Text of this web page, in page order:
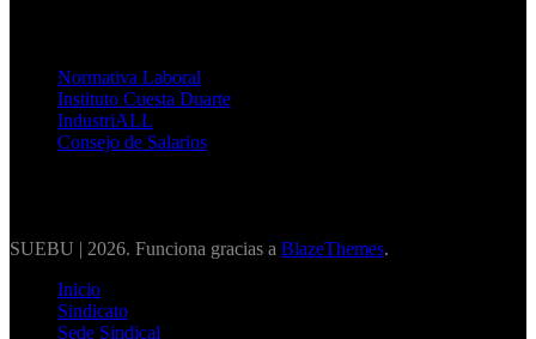
Normativa Laboral
Instituto Cuesta Duarte
IndustriALL
Consejo de Salarios
SUEBU | 2026. Funciona gracias a BlazeThemes.
Inicio
Sindicato
Sede Sindical